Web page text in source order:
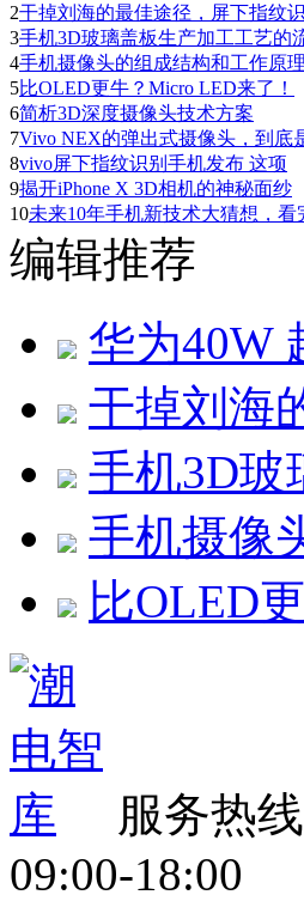
2干掉刘海的最佳途径，屏下指纹识
3手机3D玻璃盖板生产加工工艺的
4手机摄像头的组成结构和工作原理
5比OLED更牛？Micro LED来了！
6简析3D深度摄像头技术方案
7Vivo NEX的弹出式摄像头，到底
8vivo屏下指纹识别手机发布 这项
9揭开iPhone X 3D相机的神秘面纱
10未来10年手机新技术大猜想，看
编辑推荐
华为40W
干掉刘海
手机3D玻
手机摄像
比OLED
服务热线
09:00-18:00